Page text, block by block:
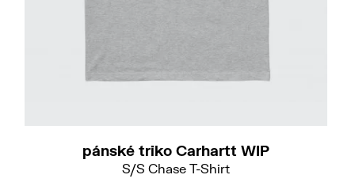
pánské triko Carhartt WIP
S/S Chase T-Shirt